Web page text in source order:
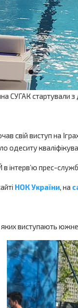
СУГАК
виступ на
одеситу
прес-
НОК України, на
яких виступають